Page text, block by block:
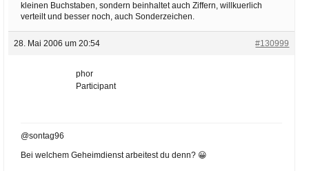
kleinen Buchstaben, sondern beinhaltet auch Ziffern, willkuerlich
verteilt und besser noch, auch Sonderzeichen.
28. Mai 2006 um 20:54 #130999
phor
Participant
@sontag96
Bei welchem Geheimdienst arbeitest du denn? 😀